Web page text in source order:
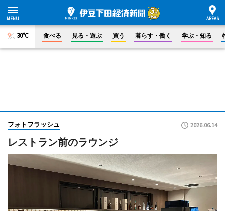
30°C 食べる 見る・遊ぶ 買う 暮らす・働く 学ぶ・知る
フォトフラッシュ 2026.06.14
レストラン前のラウンジ